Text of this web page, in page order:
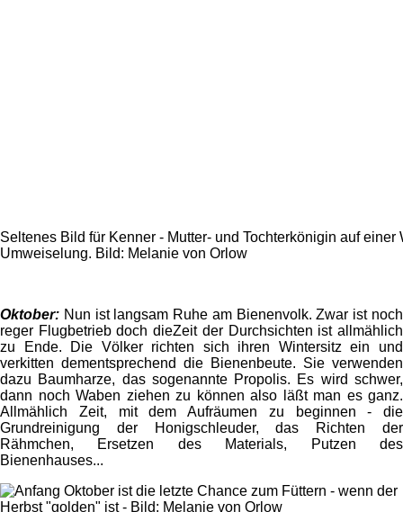
Seltenes Bild für Kenner - Mutter- und Tochterkönigin auf einer
Umweiselung. Bild: Melanie von Orlow
Oktober: Nun ist langsam Ruhe am Bienenvolk. Zwar ist noch
reger Flugbetrieb doch dieZeit der Durchsichten ist allmählich
zu Ende. Die Völker richten sich ihren Wintersitz ein und
verkitten dementsprechend die Bienenbeute. Sie verwenden
dazu Baumharze, das sogenannte Propolis. Es wird schwer,
dann noch Waben ziehen zu können also läßt man es ganz.
Allmählich Zeit, mit dem Aufräumen zu beginnen - die
Grundreinigung der Honigschleuder, das Richten der
Rähmchen, Ersetzen des Materials, Putzen des
Bienenhauses...